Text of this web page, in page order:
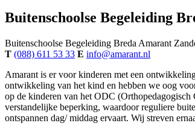
Buitenschoolse Begeleiding
Buitenschoolse Begeleiding Breda Amarant
T (088) 611 53 33 E info@amarant.nl
Amarant is er voor kinderen met een
ontwikkeling van het kind en hebben we oog
op de kinderen van het ODC
verstandelijke beperking, waardoor reguliere
ontspannen dag/ middag ervaart. Wij streven